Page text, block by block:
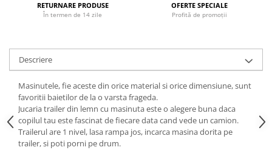
PolarB by Viga
Prosperplast
Purple Cow
Raduka
Ravensburger
Schmidt
Sequin Art
RETURNARE PRODUSE
În termen de 14 zile
OFERTE SPECIALE
Profită de promoții
Descriere
Masinutele, fie aceste din orice material si orice dimensiune, sunt
favoritii baietilor de la o varsta frageda.
Jucaria trailer din lemn cu masinuta este o alegere buna daca
copilul tau este fascinat de fiecare data cand vede un camion.
Trailerul are 1 nivel, lasa rampa jos, incarca masina dorita pe
trailer, si poti porni pe drum.